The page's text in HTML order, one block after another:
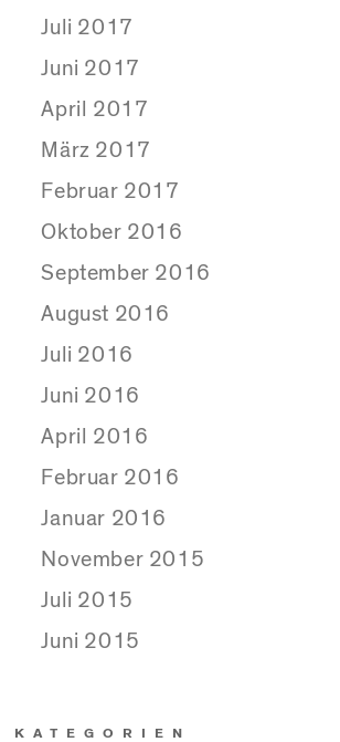
Juli 2017
Juni 2017
April 2017
März 2017
Februar 2017
Oktober 2016
September 2016
August 2016
Juli 2016
Juni 2016
April 2016
Februar 2016
Januar 2016
November 2015
Juli 2015
Juni 2015
KATEGORIEN